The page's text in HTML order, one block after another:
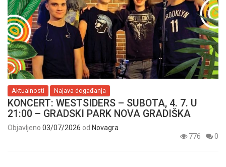
Aktualnosti Najava događanja
KONCERT: WESTSIDERS – SUBOTA, 4. 7. U
21:00 – GRADSKI PARK NOVA GRADIŠKA
Objavljeno 03/07/2026 od Novagra
776
0